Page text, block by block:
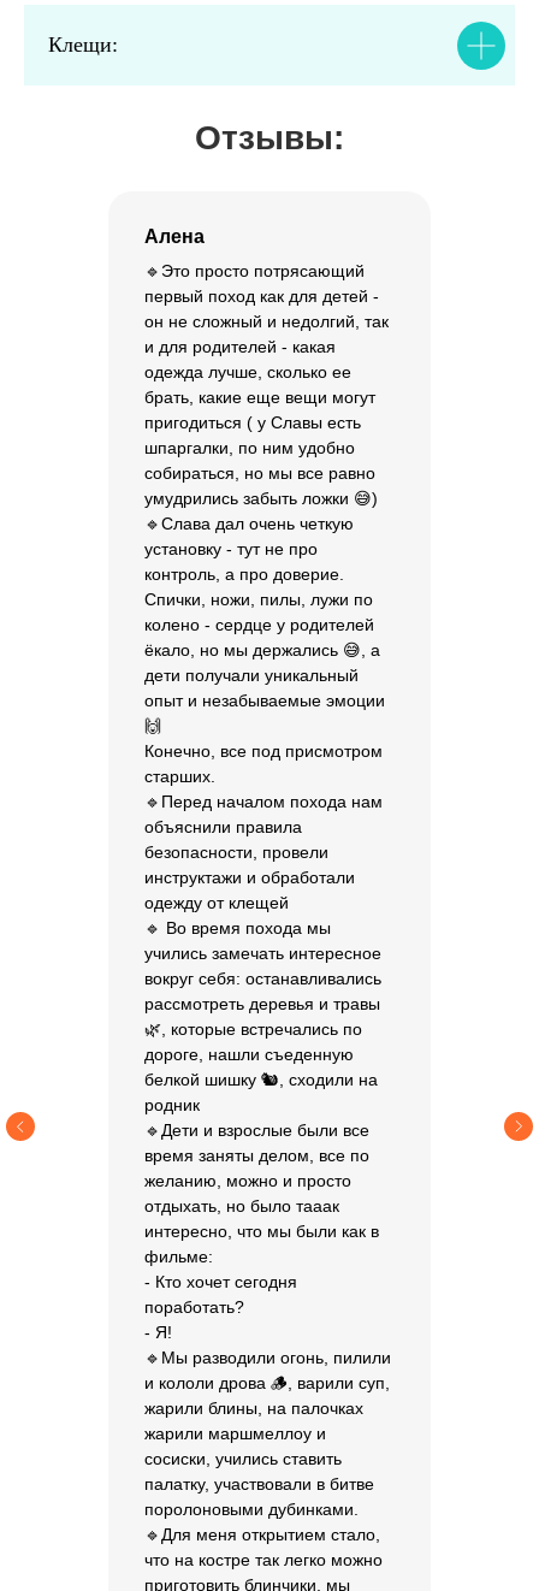
Клещи:
Отзывы:
Алена
🔹Это просто потрясающий
первый поход как для детей -
он не сложный и недолгий, так
и для родителей - какая
одежда лучше, сколько ее
брать, какие еще вещи могут
пригодиться ( у Славы есть
шпаргалки, по ним удобно
собираться, но мы все равно
умудрились забыть ложки 😅)
🔹Слава дал очень четкую
установку - тут не про
контроль, а про доверие.
Спички, ножи, пилы, лужи по
колено - сердце у родителей
ёкало, но мы держались 😅, а
дети получали уникальный
опыт и незабываемые эмоции
🙌
Конечно, все под присмотром
старших.
🔹Перед началом похода нам
объяснили правила
безопасности, провели
инструктажи и обработали
одежду от клещей
🔹 Во время похода мы
учились замечать интересное
вокруг себя: останавливались
рассмотреть деревья и травы
🌿, которые встречались по
дороге, нашли съеденную
белкой шишку 🐿️, сходили на
родник
🔹Дети и взрослые были все
время заняты делом, все по
желанию, можно и просто
отдыхать, но было тааак
интересно, что мы были как в
фильме:
- Кто хочет сегодня
поработать?
- Я!
🔹Мы разводили огонь, пилили
и кололи дрова 🪵, варили суп,
жарили блины, на палочках
жарили маршмеллоу и
сосиски, учились ставить
палатку, участвовали в битве
поролоновыми дубинками.
🔹Для меня открытием стало,
что на костре так легко можно
приготовить блинчики, мы